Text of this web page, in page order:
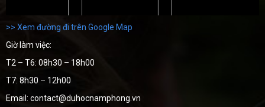
>> Xem đường đi trên Google Map
Giờ làm việc:
T2 – T6: 08h30 – 18h00
T7: 8h30 – 12h00
Email: contact@duhocnamphong.vn